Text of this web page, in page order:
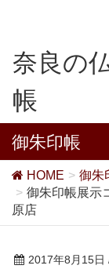
奈良の
帳
御朱印帳
HOME
御朱
御朱印帳展示
原店
2017年8月15日